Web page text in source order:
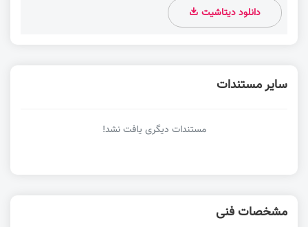
دانلود دیتاشیت
سایر مستندات
مستندات دیگری یافت نشد!
مشخصات فنی